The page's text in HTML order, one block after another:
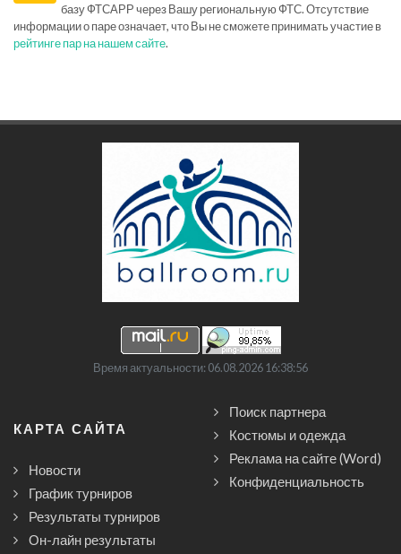
базу ФТСАРР через Вашу региональную ФТС. Отсутствие
информации о паре означает, что Вы не сможете принимать участие в
рейтинге пар на нашем сайте.
Время актуальности: 06.08.2026 16:38:56
КАРТА САЙТА
Новости
График турниров
Результаты турниров
Он-лайн результаты
Поиск партнера
Костюмы и одежда
Реклама на сайте (Word)
Конфиденциальность